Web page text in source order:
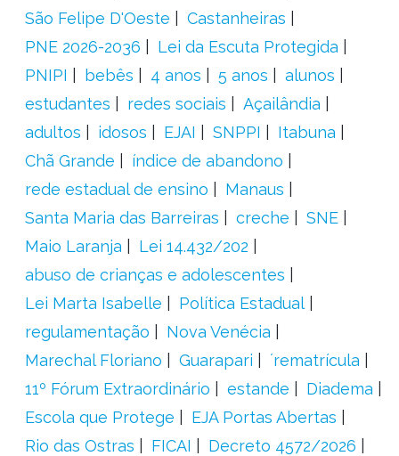
São Felipe D'Oeste
Castanheiras
PNE 2026-2036
Lei da Escuta Protegida
PNIPI
bebês 4 anos 5 anos
alunos
estudantes
redes sociais
Açailândia
adultos
idosos EJAI SNPPI
Itabuna
Chã Grande
índice de abandono
rede estadual de ensino
Manaus
Santa Maria das Barreiras
creche
SNE
Maio Laranja
Lei 14.432/202
abuso de crianças e adolescentes
Lei Marta Isabelle
Política Estadual
regulamentação
Nova Venécia
Marechal Floriano
Guarapari
´rematrícula
11º Fórum Extraordinário
estande
Diadema
Escola que Protege
EJA Portas Abertas
Rio das Ostras
FICAI
Decreto 4572/2026